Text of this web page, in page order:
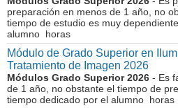
preparación en menos de 1 año, no
tiempo de estudio es muy
alumno horas
Módulo de Grado Superior en
Tratamiento de Imagen 2026
Módulos Grado Superior 2026 - Es
de 1 año, no obstante el tiempo de
tiempo dedicado por el alumno horas